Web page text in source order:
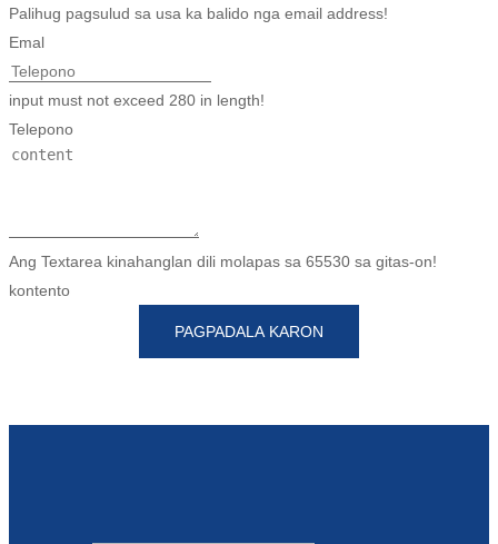
Palihug pagsulud sa usa ka balido nga email address!
Emal
input must not exceed 280 in length!
Telepono
Ang Textarea kinahanglan dili molapas sa 65530 sa gitas-on!
kontento
PAGPADALA KARON